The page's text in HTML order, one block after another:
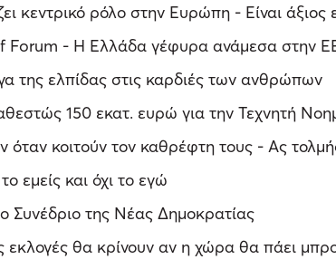
κεντρικό ρόλο στην Ευρώπη - Είναι άξιος
Forum - Η Ελλάδα γέφυρα ανάμεσα στην
της ελπίδας στις καρδιές των ανθρώπων
150 εκατ. ευρώ για την Τεχνητή
όταν κοιτούν τον καθρέφτη τους - Ας
εμείς και όχι το εγώ
της Νέας Δημοκρατίας
θα κρίνουν αν η χώρα θα πάει